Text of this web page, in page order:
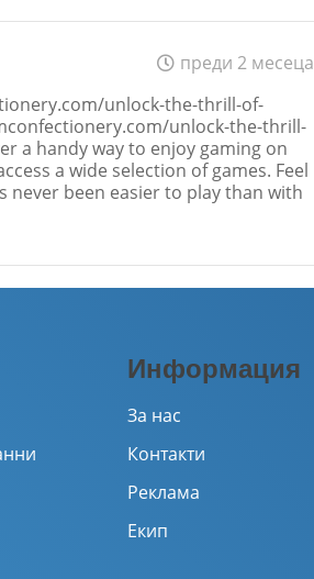
преди 2 месеца
unlock-the-thrill-of-
unlock-the-thrill-
a handy way to enjoy gaming on
a wide selection of games. Feel
never been easier to play than with
Информация
За нас
Контакти
Реклама
Екип